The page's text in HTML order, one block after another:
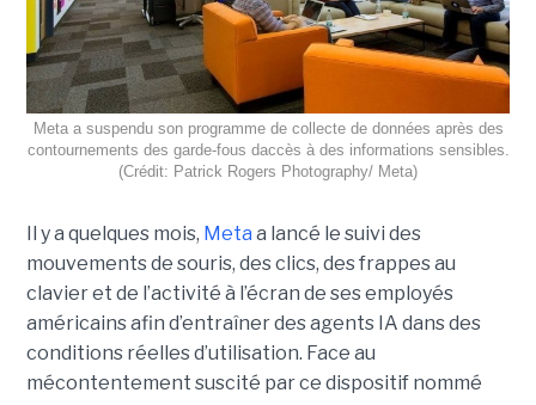
Meta a suspendu son programme de collecte de données après des
contournements des garde-fous daccès à des informations sensibles.
(Crédit: Patrick Rogers Photography/ Meta)
Il y a quelques mois, Meta a lancé le suivi des
mouvements de souris, des clics, des frappes au
clavier et de l’activité à l’écran de ses employés
américains afin d’entraîner des agents IA dans des
conditions réelles d’utilisation. Face au
mécontentement suscité par ce dispositif nommé